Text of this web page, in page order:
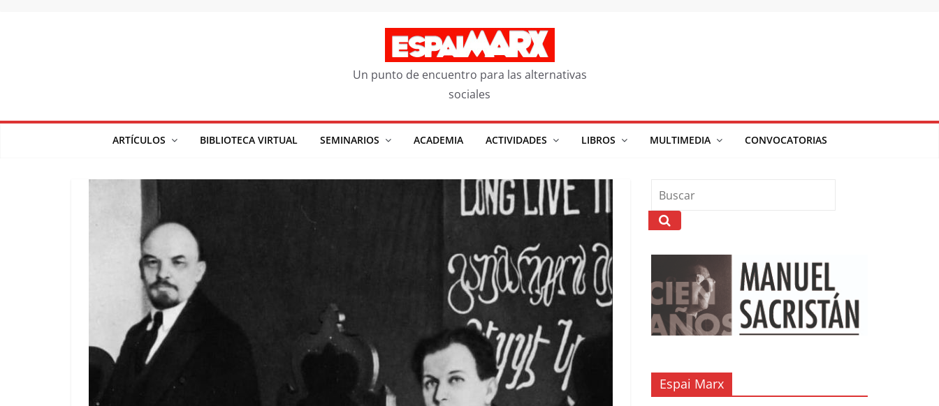
Un punto de encuentro para las alternativas
sociales
ARTÍCULOS BIBLIOTECA VIRTUAL SEMINARIOS ACADEMIA ACTIVIDADES LIBROS MULTIMEDIA CONVOCATORIAS
Espai Marx